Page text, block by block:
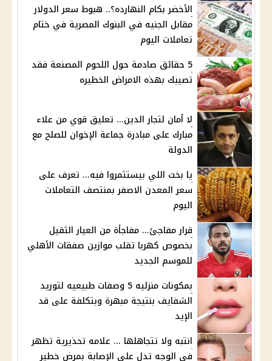
الأخضر بكام النهارده؟.. هبوط سعر الدولار
مقابل الجنيه في البنوك المصرية في ختام
تعاملات اليوم
5 حقائق صادمة حول اللحوم المصنعة فقد
تصيبك بهذه الامراض الخطيره
لا أمان لتجار الدين... تعليق قوي من علاء
مبارك على مبادرة جماعة الإخوان للصلح مع
الدولة
يا بخت اللي بيستثمروا فيه... تعرف على
سعر المعدن الاصفر بمنتصف التعاملات
اليوم
قرار مفاجئ... مفاجأة من العيار الثقيل
بخصوص كهربا تقلب موازين صفقات الأهلي
للموسم الجديد
بمكونات منزليه 5 وصفات طبيعيه لتوريد
الشفايف بنتيجة مبهرة وبتكلفة على قد
الإيد
انتبه ولا تتجاهلها ... علامه تحذيرية تظهر
في الوجه تدل على الإصابة بمرض خطير